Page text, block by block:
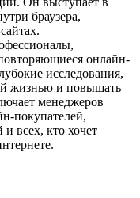
браузера,
онлайн-
исследования,
жизнью и повышать
менеджеров
покупателей,
и всех, кто хочет